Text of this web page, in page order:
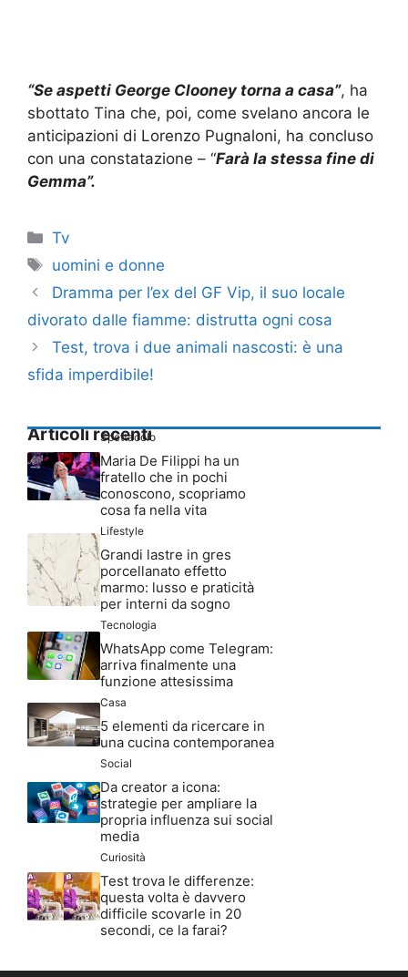
“Se aspetti George Clooney torna a casa”, ha
sbottato Tina che, poi, come svelano ancora le
anticipazioni di Lorenzo Pugnaloni, ha concluso
con una constatazione – “Farà la stessa fine di
Gemma”.
Categorie
Tv
Tag
uomini e donne
Dramma per l’ex del GF Vip, il suo locale
divorato dalle fiamme: distrutta ogni cosa
Test, trova i due animali nascosti: è una
sfida imperdibile!
Articoli recenti
Spettacolo
Maria De Filippi ha un
fratello che in pochi
conoscono, scopriamo
cosa fa nella vita
Lifestyle
Grandi lastre in gres
porcellanato effetto
marmo: lusso e praticità
per interni da sogno
Tecnologia
WhatsApp come Telegram:
arriva finalmente una
funzione attesissima
Casa
5 elementi da ricercare in
una cucina contemporanea
Social
Da creator a icona:
strategie per ampliare la
propria influenza sui social
media
Curiosità
Test trova le differenze:
questa volta è davvero
difficile scovarle in 20
secondi, ce la farai?